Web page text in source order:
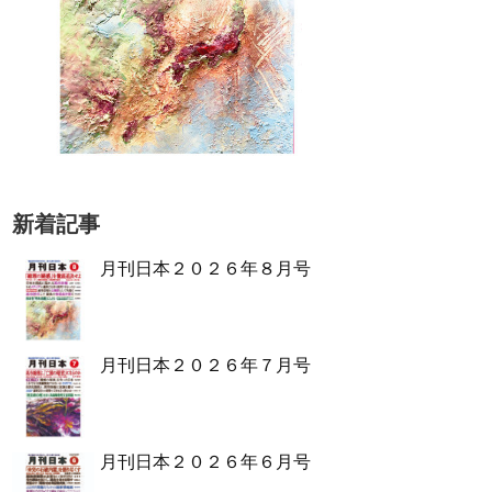
新着記事
月刊日本２０２６年８月号
月刊日本２０２６年７月号
月刊日本２０２６年６月号